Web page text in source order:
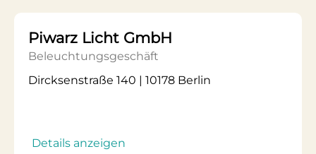
Piwarz Licht GmbH
Beleuchtungsgeschäft
Dircksenstraße 140 | 10178 Berlin
Details anzeigen